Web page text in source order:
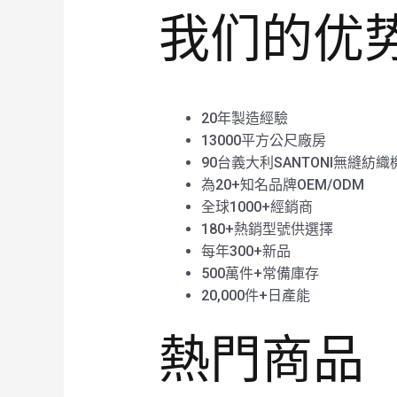
我们的优
20年製造經驗
13000平方公尺廠房
90台義大利SANTONI無縫紡織
為20+知名品牌OEM/ODM
全球1000+經銷商
180+熱銷型號供選擇
每年300+新品
500萬件+常備庫存
20,000件+日產能
熱門商品